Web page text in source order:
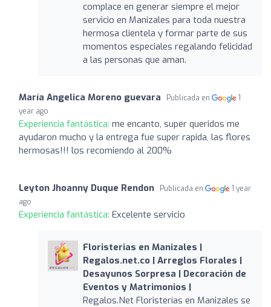
complace en generar siempre el mejor
servicio en Manizales para toda nuestra
hermosa clientela y formar parte de sus
momentos especiales regalando felicidad
a las personas que aman.
María Angelica Moreno guevara Publicada en
1
year ago
Experiencia fantástica: me encanto, super queridos me
ayudaron mucho y la entrega fue super rapida, las flores
hermosas!!! los recomiendo al 200%
Leyton Jhoanny Duque Rendon Publicada en
1 year
ago
Experiencia fantástica: Excelente servicio
Floristerias en Manizales |
Regalos.net.co | Arreglos Florales |
Desayunos Sorpresa | Decoración de
Eventos y Matrimonios |
Regalos.Net Floristerías en Manizales se